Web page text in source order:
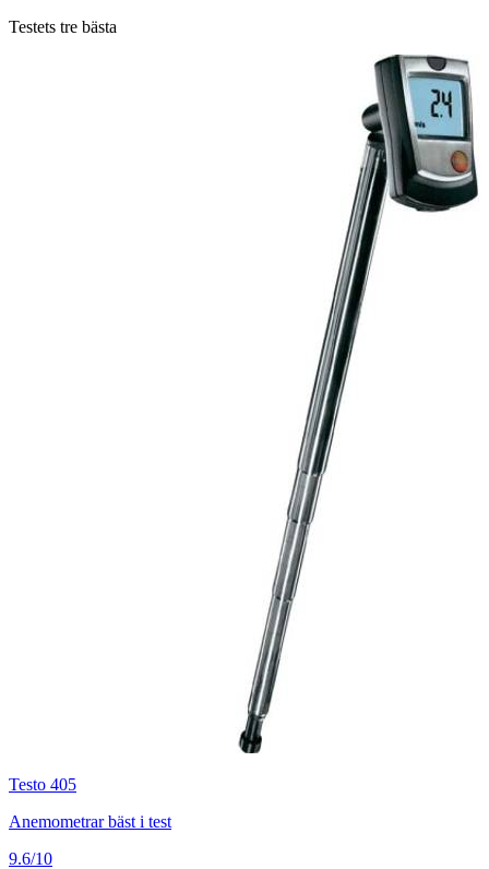
Testets tre bästa
Testo 405
Anemometrar bäst i test
9.6/10